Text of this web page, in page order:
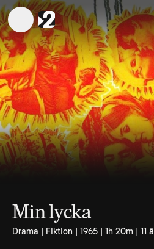
Min lycka
Drama | Fiktion | 1965 | 1h 20m | 11